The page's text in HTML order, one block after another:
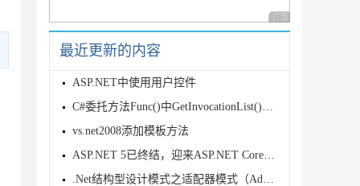
广告 商业广告，理性
最近更新的内容
ASP.NET中使用用户控件
C#委托方法Func()中GetInvocationList()方法的用法介
vs.net2008添加模板方法
ASP.NET 5已终结，迎来ASP.NET Core 1.0和.NET C
.Net结构型设计模式之适配器模式（Adapter）